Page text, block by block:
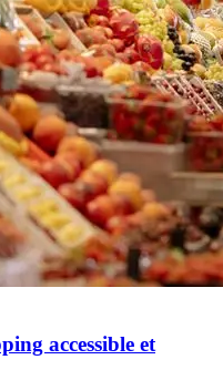
accessible et